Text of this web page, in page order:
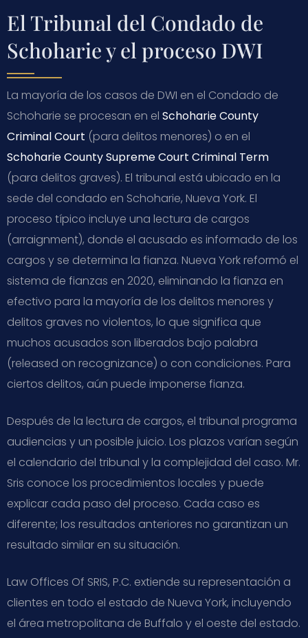
El Tribunal del Condado de
Schoharie y el proceso DWI
La mayoría de los casos de DWI en el Condado de
Schoharie se procesan en el Schoharie County
Criminal Court (para delitos menores) o en el
Schoharie County Supreme Court Criminal Term
(para delitos graves). El tribunal está ubicado en la
sede del condado en Schoharie, Nueva York. El
proceso típico incluye una lectura de cargos
(arraignment), donde el acusado es informado de los
cargos y se determina la fianza. Nueva York reformó el
sistema de fianzas en 2020, eliminando la fianza en
efectivo para la mayoría de los delitos menores y
delitos graves no violentos, lo que significa que
muchos acusados son liberados bajo palabra
(released on recognizance) o con condiciones. Para
ciertos delitos, aún puede imponerse fianza.
Después de la lectura de cargos, el tribunal programa
audiencias y un posible juicio. Los plazos varían según
el calendario del tribunal y la complejidad del caso. Mr.
Sris conoce los procedimientos locales y puede
explicar cada paso del proceso. Cada caso es
diferente; los resultados anteriores no garantizan un
resultado similar en su situación.
Law Offices Of SRIS, P.C. extiende su representación a
clientes en todo el estado de Nueva York, incluyendo
el área metropolitana de Buffalo y el oeste del estado.